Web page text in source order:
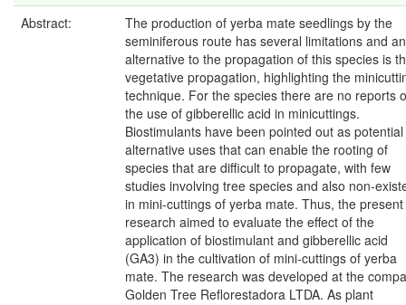
Abstract:
The production of yerba mate seedlings by the
seminiferous route has several limitations and an
alternative to the propagation of this species is
vegetative propagation, highlighting the
technique. For the species there are no reports
the use of gibberellic acid in minicuttings.
Biostimulants have been pointed out as potential
alternative uses that can enable the rooting of
species that are difficult to propagate, with few
studies involving tree species and also non-
in mini-cuttings of yerba mate. Thus, the present
research aimed to evaluate the effect of the
application of biostimulant and gibberellic acid
(GA3) in the cultivation of mini-cuttings of yerba
mate. The research was developed at the
Golden Tree Reflorestadora LTDA. As plant